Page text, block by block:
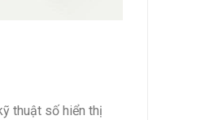
thuật số hiển thị